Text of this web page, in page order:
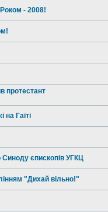
- 2008!
протестант
на Гаїті
Синоду єпископів УГКЦ
"Дихай вільно!"